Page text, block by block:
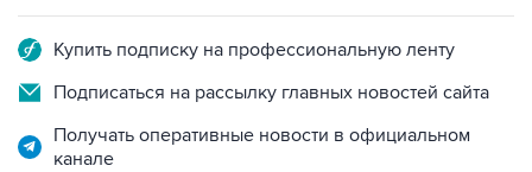
Купить подписку на профессиональную ленту
Подписаться на рассылку главных новостей сайта
Получать оперативные новости в официальном
канале